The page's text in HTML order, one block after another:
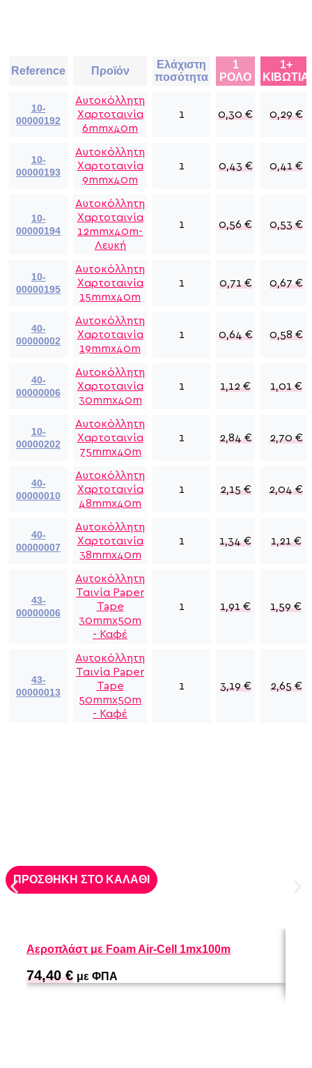
Reference Προϊόν
Ελάχιστη
ποσότητα
1
ΡΟΛΟ
1+
ΚΙΒΩΤΙΑ
10-
00000192
Αυτοκόλλητη
Χαρτοταινία
6mmx40m
1 0,30€ 0,29€
10-
00000193
Αυτοκόλλητη
Χαρτοταινία
9mmx40m
1 0,43€ 0,41€
10-
00000194
Αυτοκόλλητη
Χαρτοταινία
12mmx40m-
Λευκή
1 0,56€ 0,53€
10-
00000195
Αυτοκόλλητη
Χαρτοταινία
15mmx40m
1 0,71€ 0,67€
40-
00000002
Αυτοκόλλητη
Χαρτοταινία
19mmx40m
1 0,64€ 0,58€
40-
00000006
Αυτοκόλλητη
Χαρτοταινία
30mmx40m
1 1,12€ 1,01€
10-
00000202
Αυτοκόλλητη
Χαρτοταινία
75mmx40m
1 2,84€ 2,70€
40-
00000010
Αυτοκόλλητη
Χαρτοταινία
48mmx40m
1 2,15€ 2,04€
40-
00000007
Αυτοκόλλητη
Χαρτοταινία
38mmx40m
1 1,34€ 1,21€
43-
00000006
Αυτοκόλλητη
Ταινία Paper
Tape
30mmx50m
- Καφέ
1 1,91€ 1,59€
43-
00000013
Αυτοκόλλητη
Ταινία Paper
Tape
50mmx50m
- Καφέ
1 3,19€ 2,65€
ΠΡΟΣΘΗΚΗ ΣΤΟ ΚΑΛΑΘΙ
Αεροπλάστ με Foam Air-Cell 1mx100m
74,40€ με ΦΠΑ